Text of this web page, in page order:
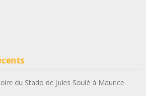
du Stado de Jules Soulé à Maurice